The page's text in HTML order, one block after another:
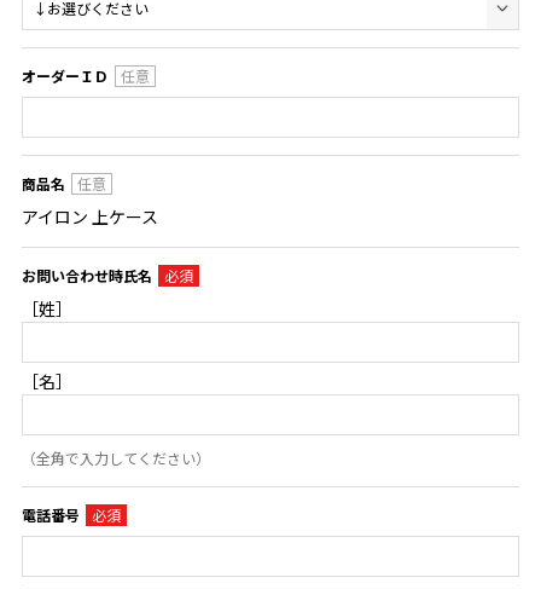
オーダーＩＤ
商品名
アイロン 上ケース
お問い合わせ時氏名
［姓］
［名］
（全角で入力してください）
電話番号